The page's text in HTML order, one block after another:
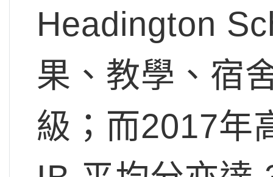
Headington
果、教學、宿
級；而2017年